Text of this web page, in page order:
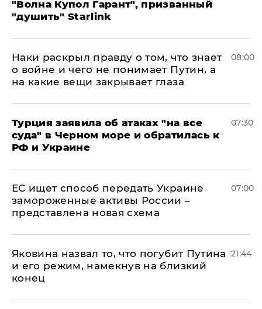
"Волна Купол Гарант", призванный
"душить" Starlink
Наки раскрыл правду о том, что знает
о войне и чего не понимает Путин, а
на какие вещи закрывает глаза
08:00
Турция заявила об атаках "на все
суда" в Черном море и обратилась к
РФ и Украине
07:30
ЕС ищет способ передать Украине
замороженные активы России –
представлена новая схема
07:00
Яковина назвал то, что погубит Путина
и его режим, намекнув на близкий
конец
21:44